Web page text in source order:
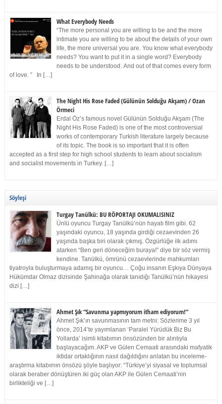
What Everybody Needs
“The more personal you are willing to be and the more
intimate you are willing to be about the details of your own
life, the more universal you are. You know what everybody
needs? You want to put it in a single word? Everybody
needs to be understood. And out of that comes every form
of love. ” In […]
The Night His Rose Faded (Gülünün Solduğu Akşam) / Ozan
Örmeci
Erdal Öz’s famous novel Gülünün Solduğu Akşam (The
Night His Rose Faded) is one of the most controversial
works of contemporary Turkish literature largely because
of its topic. The book is so important that it is often
accepted as a first step for high school students to learn about socialism
and socialist movements in Turkey. […]
Söyleşi
Turgay Tanülkü: BU RÖPORTAJI OKUMALISINIZ
Ünlü oyuncu Turgay Tanülkü’nün hayatı film gibi. 62
yaşındaki oyuncu, 18 yaşında girdiği cezaevinden 26
yaşında başka biri olarak çıkmış. Özgürlüğe ilk adımı
atarken “Ben geri döneceğim buraya!” diye bir söz vermiş
kendine. Tanülkü, ömrünü cezaevlerinde mahkumları
tiyatroyla buluşturmaya adamış bir oyuncu… Çoğu insanın Eşkıya Dünyaya
Hükümdar Olmaz dizisinde Şahinağa olarak tanıdığı Tanülkü’nün hikayesi
dizi […]
Ahmet Şık “Savunma yapmıyorum itham ediyorum!”
Ahmet Şık’ın savunmasının tam metni: Sözlerime 3 yıl
önce, 2014’te yayımlanan ‘Paralel Yürüdük Biz Bu
Yollarda’ isimli kitabımın önsözünden bir alıntıyla
başlayacağım. AKP ve Gülen Cemaati arasındaki mafyatik
iktidar ortaklığının nasıl dağıldığını anlatan bu inceleme-
araştırma kitabımın önsözü şöyle başlıyor: “Türkiye’yi siyasal ve toplumsal
olarak beraber dönüştüren iki güç olan AKP ile Gülen Cemaati’nin
birlikteliği ve […]